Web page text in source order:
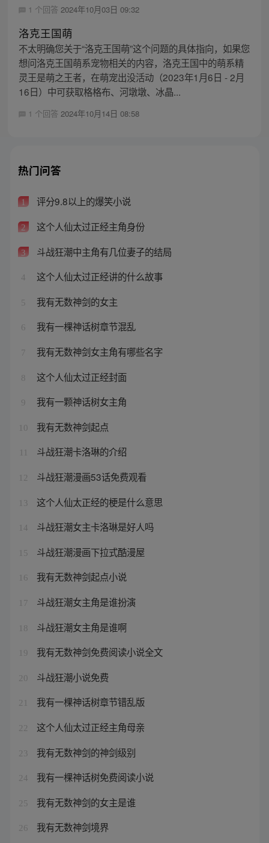
1 个回答 2024年10月03日 09:32
洛克王国萌
不太明确您关于“洛克王国萌”这个问题的具体指向，如果您
想问洛克王国萌系宠物相关的内容，洛克王国中的萌系精
灵王是萌之王者，在萌宠出没活动（2023年1月6日 - 2月
16日）中可获取格格布、河墩墩、冰晶...
1 个回答 2024年10月14日 08:58
热门问答
1 评分9.8以上的爆笑小说
2 这个人仙太过正经主角身份
3 斗战狂潮中主角有几位妻子的结局
4 这个人仙太过正经讲的什么故事
5 我有无数神剑的女主
6 我有一棵神话树章节混乱
7 我有无数神剑女主角有哪些名字
8 这个人仙太过正经封面
9 我有一颗神话树女主角
10 我有无数神剑起点
斗战狂潮卡洛琳的介绍
12 斗战狂潮漫画53话免费观看
13 这个人仙太正经的梗是什么意思
14 斗战狂潮女主卡洛琳是好人吗
15 斗战狂潮漫画下拉式酷漫屋
16 我有无数神剑起点小说
17 斗战狂潮女主角是谁扮演
18 斗战狂潮女主角是谁啊
19 我有无数神剑免费阅读小说全文
20 斗战狂潮小说免费
21 我有一棵神话树章节错乱版
22 这个人仙太过正经主角母亲
23 我有无数神剑的神剑级别
24 我有一棵神话树免费阅读小说
25 我有无数神剑的女主是谁
26 我有无数神剑境界